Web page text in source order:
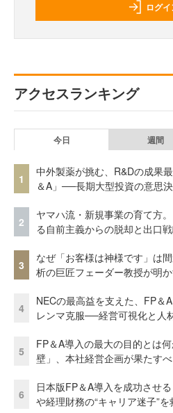
ログ
アクセスランキング
今日 週間
1
中外製薬が挑む、R&Dの成果
＆A」──長期大型投資の意思
2
ヤマハ流・新規事業の育て方
る自前主義からの脱却と出口
3
なぜ「お客様は神様です」は
析の巨匠フェーダー教授が明
4
NECの最高益を支えた、FP＆
レンマ克服──経営可視化と人
5
FP＆A導入の最大の目的とは
壁」、本社経営企画が果たす
6
日本版FP＆A導入を成功させ
や経理財務の“キャリア迷子”